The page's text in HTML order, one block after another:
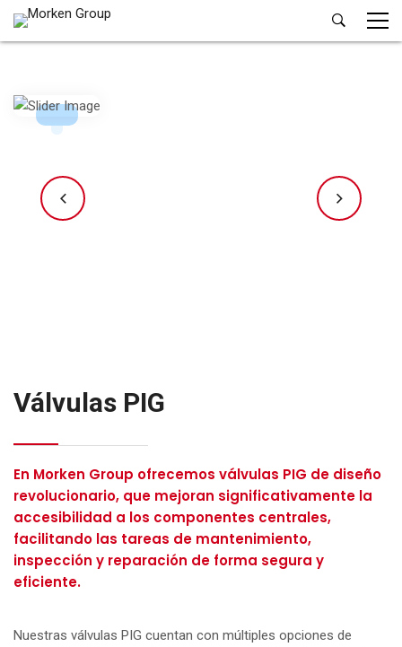
Válvulas PIG
En Morken Group ofrecemos válvulas PIG de diseño
revolucionario, que mejoran significativamente la
accesibilidad a los componentes centrales,
facilitando las tareas de mantenimiento,
inspección y reparación de forma segura y
eficiente.
Nuestras válvulas PIG cuentan con múltiples opciones de